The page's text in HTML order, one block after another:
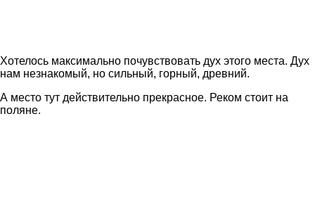
Хотелось максимально почувствовать дух этого места. Дух
нам незнакомый, но сильный, горный, древний.
А место тут действительно прекрасное. Реком стоит на
поляне.